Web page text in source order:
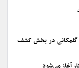
گلمکانی در بخش کشف